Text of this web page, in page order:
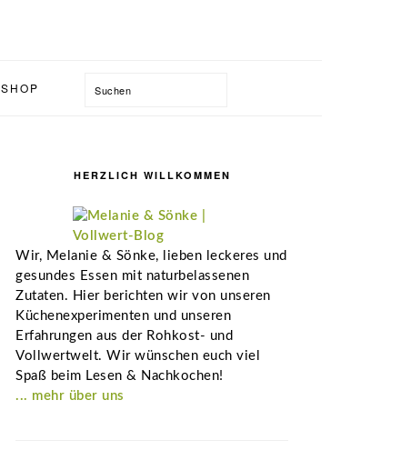
SHOP Suchen
HERZLICH WILLKOMMEN
Wir, Melanie & Sönke, lieben leckeres und
gesundes Essen mit naturbelassenen
Zutaten. Hier berichten wir von unseren
Küchenexperimenten und unseren
Erfahrungen aus der Rohkost- und
Vollwertwelt. Wir wünschen euch viel
Spaß beim Lesen & Nachkochen!
... mehr über uns